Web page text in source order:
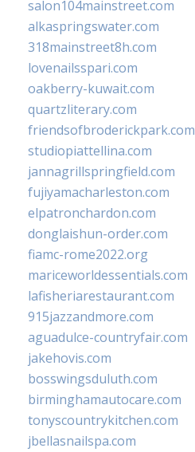
salon104mainstreet.com
alkaspringswater.com
318mainstreet8h.com
lovenailsspari.com
oakberry-kuwait.com
quartzliterary.com
friendsofbroderickpark.com
studiopiattellina.com
jannagrillspringfield.com
fujiyamacharleston.com
elpatronchardon.com
donglaishun-order.com
fiamc-rome2022.org
mariceworldessentials.com
lafisheriarestaurant.com
915jazzandmore.com
aguadulce-countryfair.com
jakehovis.com
bosswingsduluth.com
birminghamautocare.com
tonyscountrykitchen.com
jbellasnailspa.com